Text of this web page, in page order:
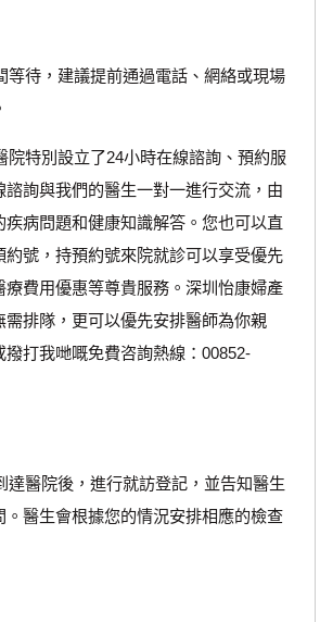
待，建議提前通過電話、網絡或現場
特別設立了24小時在線諮詢、預約服
詢與我們的醫生一對一進行交流，由
病問題和健康知識解答。您也可以直
約號，持預約號來院就診可以享受優先
療費用優惠等尊貴服務。深圳怡康婦產
排隊，更可以優先安排醫師為你親
打我哋嘅免費咨詢熱線：00852-
醫院後，進行就訪登記，並告知醫生
。醫生會根據您的情況安排相應的檢查